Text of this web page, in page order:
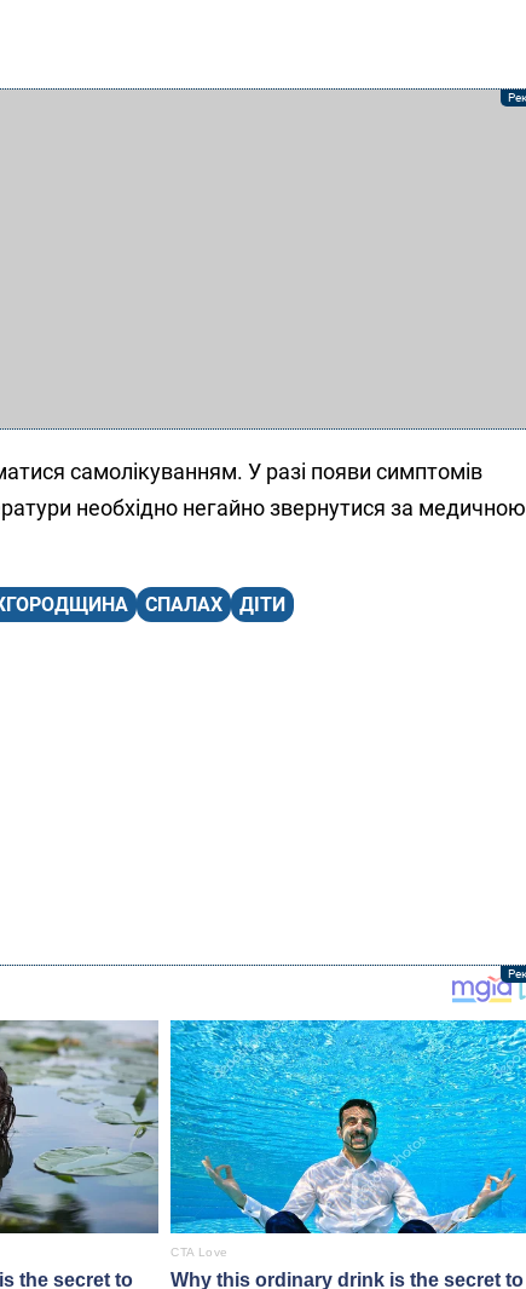
самолікуванням. У разі появи симптомів
необхідно негайно звернутися за медичною
СПАЛАХ ДІТИ